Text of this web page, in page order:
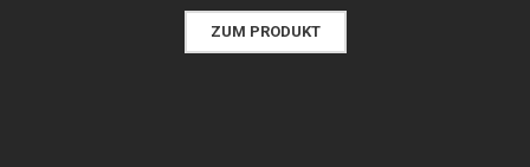
ZUM PRODUKT